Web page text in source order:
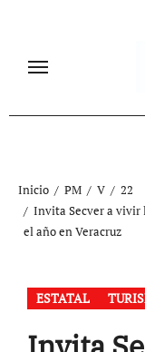
contenido
Inicio PM V
22
Invita Secver a vivir
el año en Veracruz
ESTATAL